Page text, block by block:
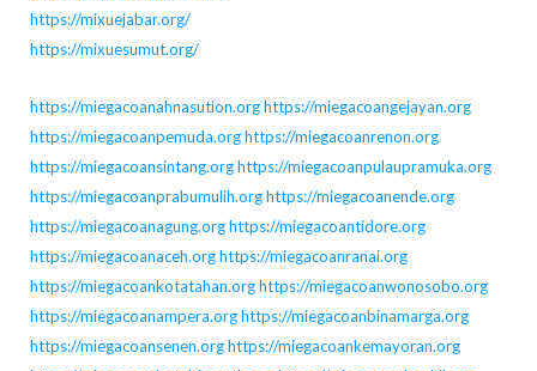
https://mixuejabar.org/
https://mixuesumut.org/
https://miegacoanahnasution.orghttps://miegacoangejayan.org
https://miegacoanpemuda.orghttps://miegacoanrenon.org
https://miegacoansintang.orghttps://miegacoanpulaupramuka.org
https://miegacoanprabumulih.orghttps://miegacoanende.org
https://miegacoanagung.orghttps://miegacoantidore.org
https://miegacoanaceh.orghttps://miegacoanranai.org
https://miegacoankotatahan.orghttps://miegacoanwonosobo.org
https://miegacoanampera.orghttps://miegacoanbinamarga.org
https://miegacoansenen.orghttps://miegacoankemayoran.org